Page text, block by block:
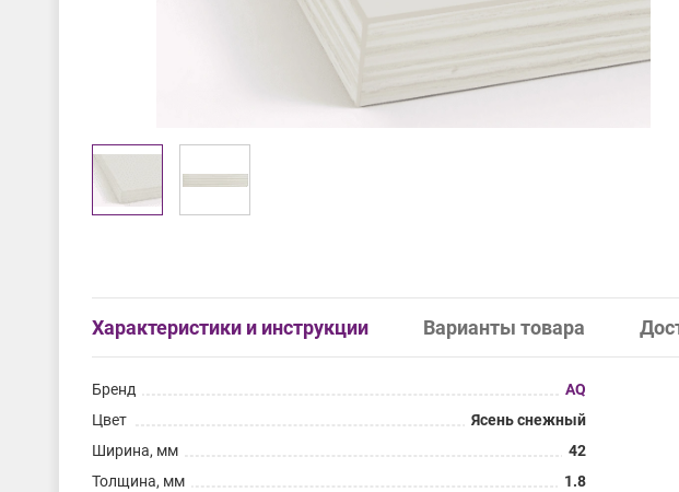
Характеристики и инструкции Варианты товара
Бренд
AQ
Цвет
Ясень снежный
Ширина, мм
42
Толщина, мм
1.8